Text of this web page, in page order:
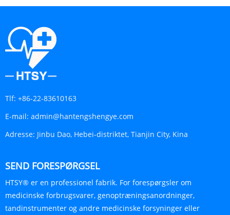
Tlf: +86-22-83610163
E-mail: admin@hantengshengye.com
Adresse: Jinbu Dao, Hebei-distriktet, Tianjin City, Kina
SEND FORESPØRGSEL
HTSY® er en professionel fabrik. For forespørgsler om
medicinske forbrugsvarer, genoptræningsanordninger,
tandinstrumenter og andre medicinske forsyninger eller